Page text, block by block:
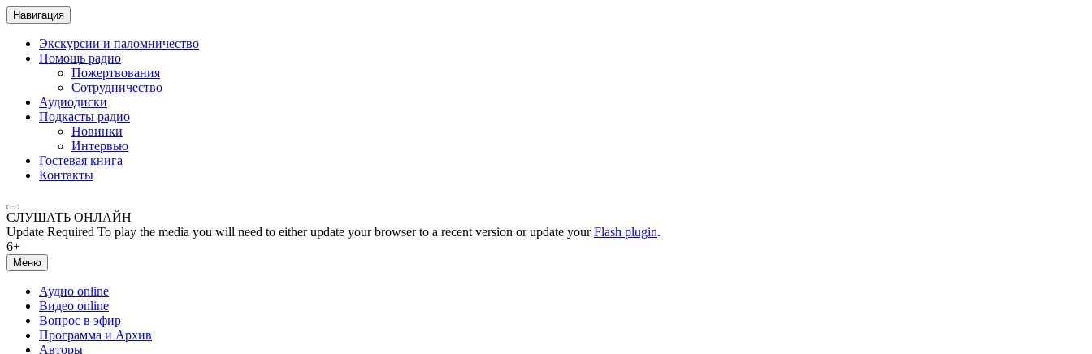
Навигация
Экскурсии и паломничество
Помощь радио
Пожертвования
Сотрудничество
Аудиодиски
Подкасты радио
Новинки
Интервью
Гостевая книга
Контакты
СЛУШАТЬ ОНЛАЙН
Update Required To play the media you will need to either update your browser to a recent version or update yourFlash plugin.
6+
Меню
Аудио online
Видео online
Вопрос в эфир
Программа и Архив
Авторы